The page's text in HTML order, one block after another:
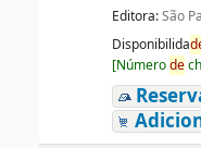
Editora:São
Disponibilida
[Númerode